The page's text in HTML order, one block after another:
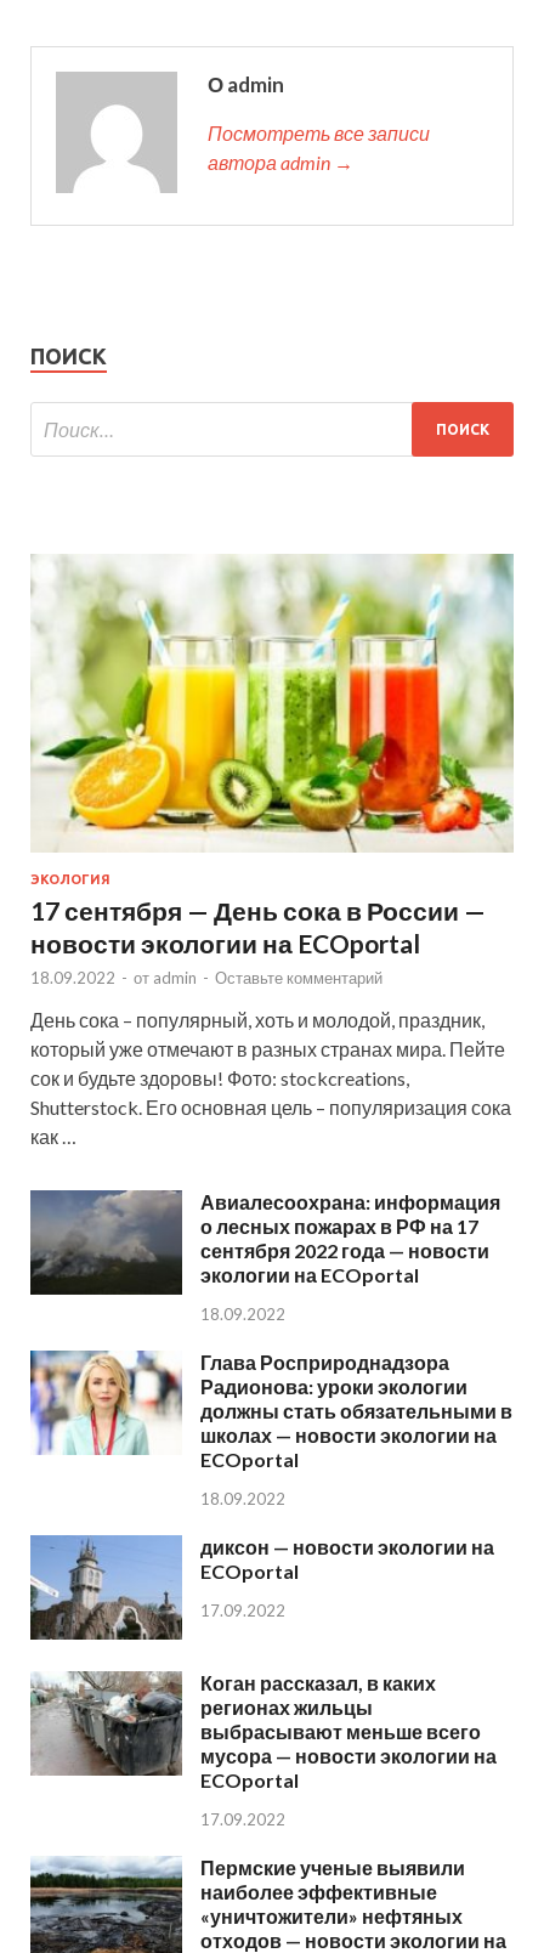
О admin
Посмотреть все записи
автора admin →
ПОИСК
ЭКОЛОГИЯ
17 сентября — День сока в России —
новости экологии на ECOportal
18.09.2022 - от admin - Оставьте комментарий
День сока – популярный, хоть и молодой, праздник,
который уже отмечают в разных странах мира. Пейте
сок и будьте здоровы! Фото: stockcreations,
Shutterstock. Его основная цель – популяризация сока
как …
Авиалесоохрана: информация
о лесных пожарах в РФ на 17
сентября 2022 года — новости
экологии на ECOportal
18.09.2022
Глава Росприроднадзора
Радионова: уроки экологии
должны стать обязательными в
школах — новости экологии на
ECOportal
18.09.2022
диксон — новости экологии на
ECOportal
17.09.2022
Коган рассказал, в каких
регионах жильцы
выбрасывают меньше всего
мусора — новости экологии на
ECOportal
17.09.2022
Пермские ученые выявили
наиболее эффективные
«уничтожители» нефтяных
отходов — новости экологии на